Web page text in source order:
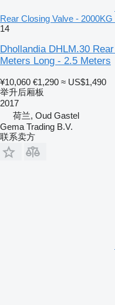
Rear Closing Valve -
14
Dhollandia DHLM.30
Meters Long - 2.5 Meters
¥10,060 €1,290 ≈ US$1,490
举升后厢板
2017
荷兰, Oud Gastel
Gema Trading B.V.
联系卖方